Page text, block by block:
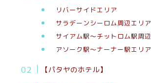
リバーサイドエリア
サラデーンシーロム周辺エリア
サイアム駅〜チットロム駅周辺
アソーク駅〜ナーナー駅エリア
【パタヤのホテル】